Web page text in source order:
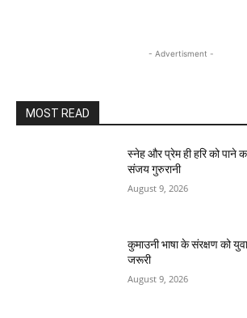
- Advertisment -
MOST READ
स्नेह और प्रेम ही हरि को पाने
संजय गुरुरानी
August 9, 2026
कुमाउनी भाषा के संरक्षण को
जरूरी
August 9, 2026